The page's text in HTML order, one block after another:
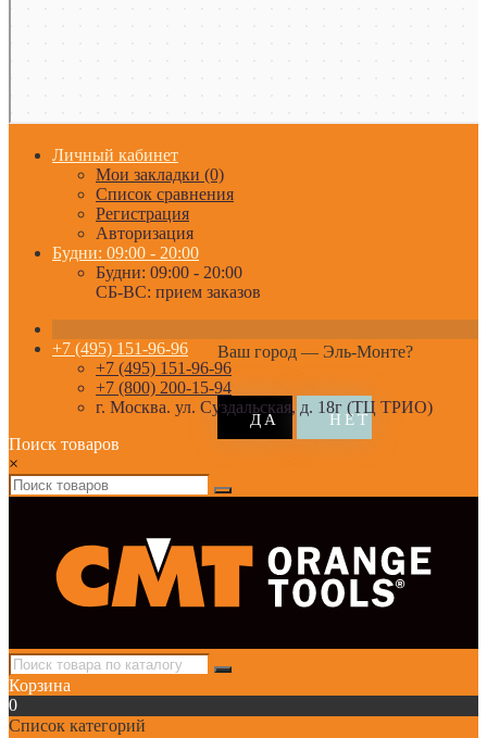
Личный кабинет
Мои закладки (0)
Список сравнения
Регистрация
Авторизация
Будни: 09:00 - 20:00
Будни: 09:00 - 20:00
СБ-ВС: прием заказов
Ваш город — Эль-Монте?
+7 (495) 151-96-96
+7 (495) 151-96-96
+7 (800) 200-15-94
г. Москва. ул. Суздальская, д. 18г (ТЦ ТРИО)
Поиск товаров
×
Корзина
0
Список категорий